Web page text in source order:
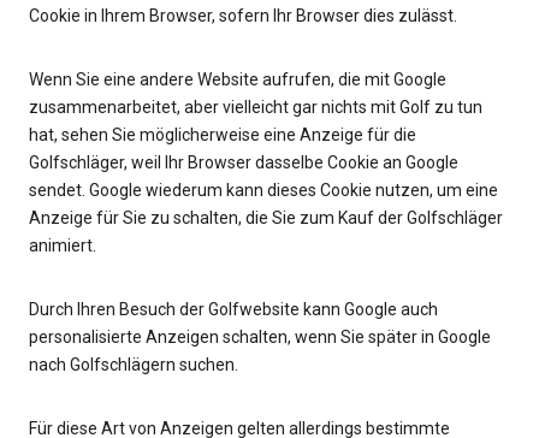
Cookie in Ihrem Browser, sofern Ihr Browser dies zulässt.
Wenn Sie eine andere Website aufrufen, die mit Google
zusammenarbeitet, aber vielleicht gar nichts mit Golf zu tun
hat, sehen Sie möglicherweise eine Anzeige für die
Golfschläger, weil Ihr Browser dasselbe Cookie an Google
sendet. Google wiederum kann dieses Cookie nutzen, um eine
Anzeige für Sie zu schalten, die Sie zum Kauf der Golfschläger
animiert.
Durch Ihren Besuch der Golfwebsite kann Google auch
personalisierte Anzeigen schalten, wenn Sie später in Google
nach Golfschlägern suchen.
Für diese Art von Anzeigen gelten allerdings bestimmte